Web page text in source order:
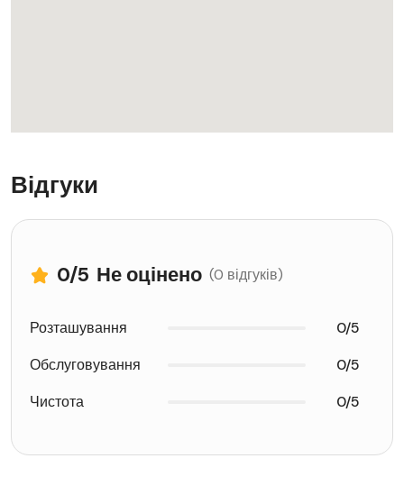
Відгуки
0/5 Не оцінено (0 відгуків)
Розташування
0/5
Обслуговування
0/5
Чистота
0/5